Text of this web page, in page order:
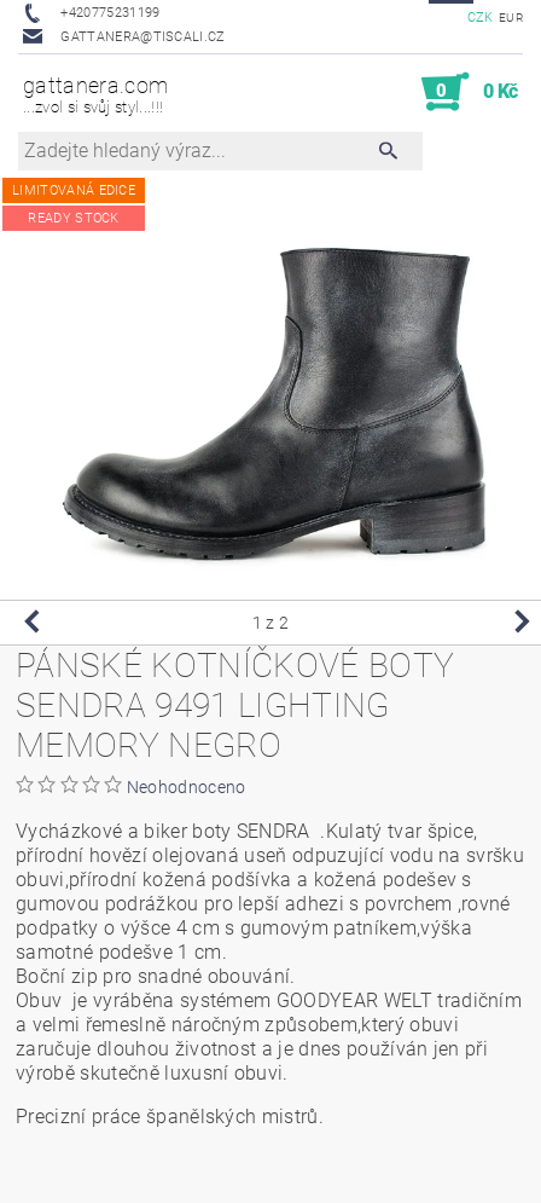
+420775231199
GATTANERA@TISCALI.CZ
CZK EUR
gattanera.com
...zvol si svůj styl...!!!
0 0 Kč
LIMITOVANÁ EDICE
READY STOCK
1 z 2
PÁNSKÉ KOTNÍČKOVÉ BOTY
SENDRA 9491 LIGHTING
MEMORY NEGRO
Neohodnoceno
Vycházkové a biker boty SENDRA .Kulatý tvar špice,
přírodní hovězí olejovaná useň odpuzující vodu na svršku
obuvi,přírodní kožená podšívka a kožená podešev s
gumovou podrážkou pro lepší adhezi s povrchem ,rovné
podpatky o výšce 4 cm s gumovým patníkem,výška
samotné podešve 1 cm.
Boční zip pro snadné obouvání.
Obuv je vyráběna systémem GOODYEAR WELT tradičním
a velmi řemeslně náročným způsobem,který obuvi
zaručuje dlouhou životnost a je dnes používán jen při
výrobě skutečně luxusní obuvi.
Precizní práce španělských mistrů.